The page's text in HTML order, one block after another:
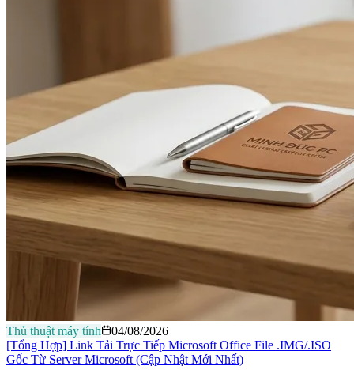
Thủ thuật máy tính
04/08/2026
[Tổng Hợp] Link Tải Trực Tiếp Microsoft Office File .IMG/.ISO
Gốc Từ Server Microsoft (Cập Nhật Mới Nhất)